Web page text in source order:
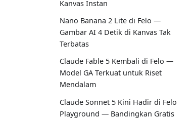
Kanvas Instan
Nano Banana 2 Lite di Felo —
Gambar AI 4 Detik di Kanvas Tak
Terbatas
Claude Fable 5 Kembali di Felo —
Model GA Terkuat untuk Riset
Mendalam
Claude Sonnet 5 Kini Hadir di Felo
Playground — Bandingkan Gratis